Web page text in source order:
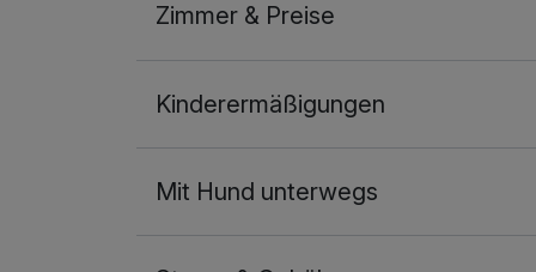
Zimmer & Preise
2 Erwachsene
Kinderermäßigungen
Mit Hund unterwegs